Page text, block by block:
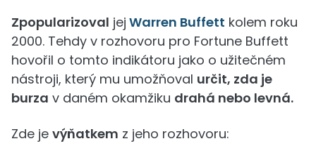
Zpopularizoval jej Warren Buffett kolem roku
2000. Tehdy v rozhovoru pro Fortune Buffett
hovořil o tomto indikátoru jako o užitečném
nástroji, který mu umožňoval určit, zda je
burza v daném okamžiku drahá nebo levná.
Zde je výňatkem z jeho rozhovoru: